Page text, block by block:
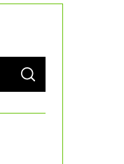
S
A
C